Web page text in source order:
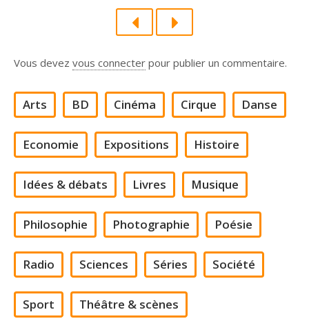
Vous devez vous connecter pour publier un commentaire.
Arts BD Cinéma Cirque Danse
Economie Expositions Histoire
Idées & débats Livres Musique
Philosophie Photographie Poésie
Radio Sciences Séries Société
Sport Théâtre & scènes